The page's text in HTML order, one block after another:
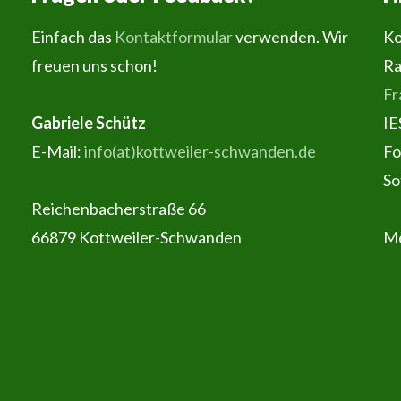
Einfach das Kontaktformularverwenden. Wir
freuen uns schon!
Gabriele Schütz
E-Mail:info(at)kottweiler-schwanden.de
Reichenbacherstraße 66
66879 Kottweiler-Schwanden